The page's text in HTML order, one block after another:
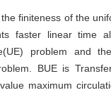
finiteness of the
faster linear time
problem and
BUE is
maximum